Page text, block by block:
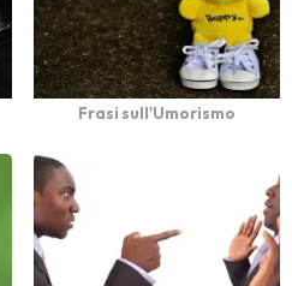
Frasi sull'Umorismo